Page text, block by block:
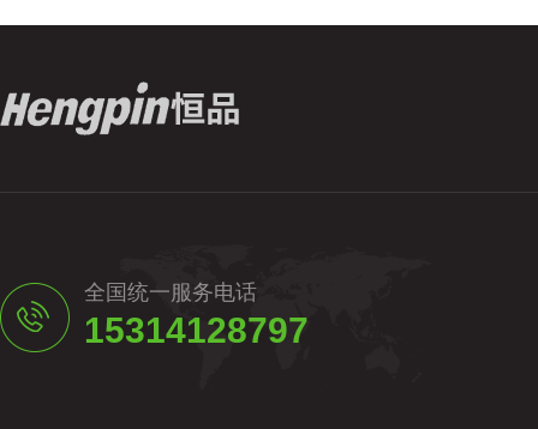
全国统一服务电话
15314128797